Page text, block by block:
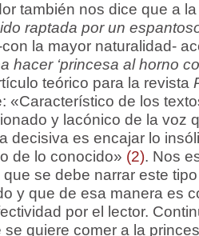
también nos dice que a
raptada por un
la mayor naturalidad-
hacer ‘princesa al horno
teórico para la revista
«Característico de los
y lacónico de la voz
decisiva es encajar lo
de lo conocido» (2). Nos
se debe narrar este
y que de esa manera es
por el lector.
se quiere comer a la